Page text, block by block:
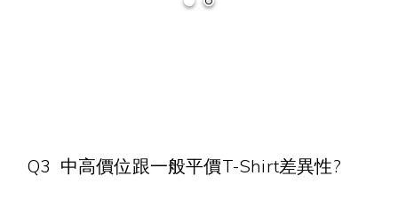
Q3 中高價位跟一般平價T-Shirt差異性?